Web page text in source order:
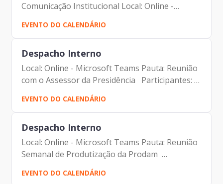
Comunicação Institucional Local: Online -
Microsoft Teams Participantes: - Francisco
Forbes – Presidente | Prodam-SP - André
Tomiatto - Assessor da...
EVENTO DO CALENDÁRIO
Despacho Interno
Local: Online - Microsoft Teams Pauta: Reunião
com o Assessor da Presidência Participantes: -
Francisco Forbes – Presidente | Prodam-SP -
Paulo Cabral - Assessor da Presidência |
Prodam-SP
EVENTO DO CALENDÁRIO
Despacho Interno
Local: Online - Microsoft Teams Pauta: Reunião
Semanal de Produtização da Prodam
Participantes: - Francisco Forbes - Presidente |
Prodam-SP - André Tomiatto - Assessor da
EVENTO DO CALENDÁRIO